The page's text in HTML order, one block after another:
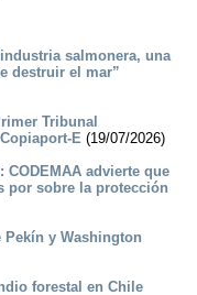
salmonera, una
destruir el mar”
Tribunal
E (19/07/2026)
advierte que
por sobre la protección
y Washington
forestal en Chile